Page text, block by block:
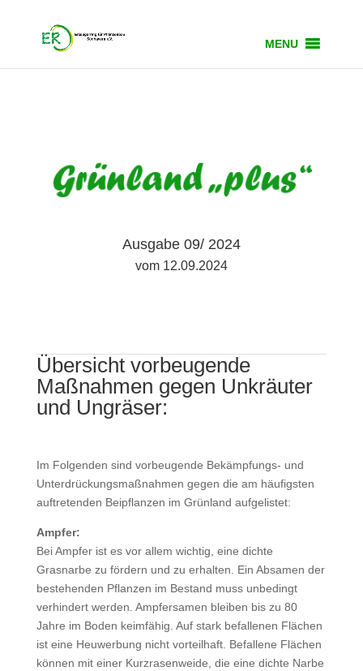
MENU
Ausgabe 09/ 2024
vom 12.09.2024
Übersicht vorbeugende
Maßnahmen gegen Unkräuter
und Ungräser:
Im Folgenden sind vorbeugende Bekämpfungs- und
Unterdrückungsmaßnahmen gegen die am häufigsten
auftretenden Beipflanzen im Grünland aufgelistet:
Ampfer:
Bei Ampfer ist es vor allem wichtig, eine dichte
Grasnarbe zu fördern und zu erhalten. Ein Absamen der
bestehenden Pflanzen im Bestand muss unbedingt
verhindert werden. Ampfersamen bleiben bis zu 80
Jahre im Boden keimfähig. Auf stark befallenen Flächen
ist eine Heuwerbung nicht vorteilhaft. Befallene Flächen
können mit einer Kurzrasenweide, die eine dichte Narbe